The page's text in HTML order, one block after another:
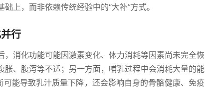
上，而非依赖传统经验中的“大补”方式。
行
消化功能可能因激素变化、体力消耗等因素尚未完全恢
、腹泻等不适；另一方面，哺乳过程中会消耗大量的能
能导致乳汁质量下降，还会影响自身的骨骼健康、免疫